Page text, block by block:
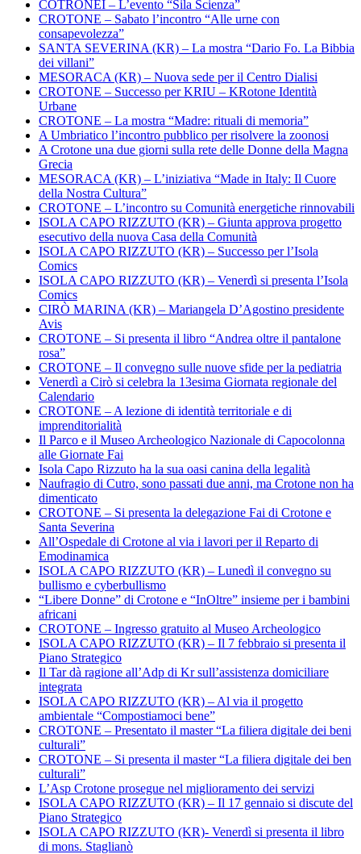
COTRONEI – L’evento “Sila Scienza”
CROTONE – Sabato l’incontro “Alle urne con
consapevolezza”
SANTA SEVERINA (KR) – La mostra “Dario Fo. La Bibbia
dei villani”
MESORACA (KR) – Nuova sede per il Centro Dialisi
CROTONE – Successo per KRIU – KRotone Identità
Urbane
CROTONE – La mostra “Madre: rituali di memoria”
A Umbriatico l’incontro pubblico per risolvere la zoonosi
A Crotone una due giorni sulla rete delle Donne della Magna
Grecia
MESORACA (KR) – L’iniziativa “Made in Italy: Il Cuore
della Nostra Cultura”
CROTONE – L’incontro su Comunità energetiche rinnovabili
ISOLA CAPO RIZZUTO (KR) – Giunta approva progetto
esecutivo della nuova Casa della Comunità
ISOLA CAPO RIZZUTO (KR) – Successo per l’Isola
Comics
ISOLA CAPO RIZZUTO (KR) – Venerdì si presenta l’Isola
Comics
CIRÒ MARINA (KR) – Mariangela D’Agostino presidente
Avis
CROTONE – Si presenta il libro “Andrea oltre il pantalone
rosa”
CROTONE – Il convegno sulle nuove sfide per la pediatria
Venerdì a Cirò si celebra la 13esima Giornata regionale del
Calendario
CROTONE – A lezione di identità territoriale e di
imprenditorialità
Il Parco e il Museo Archeologico Nazionale di Capocolonna
alle Giornate Fai
Isola Capo Rizzuto ha la sua oasi canina della legalità
Naufragio di Cutro, sono passati due anni, ma Crotone non ha
dimenticato
CROTONE – Si presenta la delegazione Fai di Crotone e
Santa Severina
All’Ospedale di Crotone al via i lavori per il Reparto di
Emodinamica
ISOLA CAPO RIZZUTO (KR) – Lunedì il convegno su
bullismo e cyberbullismo
“Libere Donne” di Crotone e “InOltre” insieme per i bambini
africani
CROTONE – Ingresso gratuito al Museo Archeologico
ISOLA CAPO RIZZUTO (KR) – Il 7 febbraio si presenta il
Piano Strategico
Il Tar dà ragione all’Adp di Kr sull’assistenza domiciliare
integrata
ISOLA CAPO RIZZUTO (KR) – Al via il progetto
ambientale “Compostiamoci bene”
CROTONE – Presentato il master “La filiera digitale dei beni
culturali”
CROTONE – Si presenta il master “La filiera digitale dei ben
culturali”
L’Asp Crotone prosegue nel miglioramento dei servizi
ISOLA CAPO RIZZUTO (KR) – Il 17 gennaio si discute del
Piano Strategico
ISOLA CAPO RIZZUTO (KR)- Venerdì si presenta il libro
di mons. Staglianò